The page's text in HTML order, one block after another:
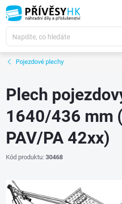
Přejít
na
obsah
Pojezdové plechy
Plech
1640/436 mm
PAV/PA 42xx)
Kód produktu: 30468